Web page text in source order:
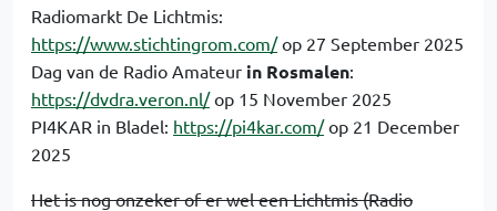
Radiomarkt De Lichtmis:
https://www.stichtingrom.com/op 27 September 2025
Dag van de Radio Amateur in Rosmalen:
https://dvdra.veron.nl/op 15 November 2025
PI4KAR in Bladel: https://pi4kar.com/op 21 December
2025
Het is nog onzeker of er wel een Lichtmis (Radio